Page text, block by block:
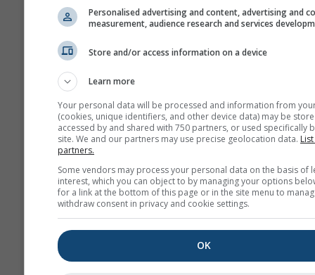
Het diagram \"15-
toont uurlijkse
Voor één maand zijn
meer dan 6
maandelijkse
koop aan. Neem
met ons op voor
informatie
(
Uurlijkse historische
weergegevens sinds
Personalised advertising and content, advertising and
measurement, audience research and services
Store and/or access information on a device
Learn more
Your personal data will be processed and information from
(cookies, unique identifiers, and other device data) may be
accessed by and shared with 750 partners, or used specifically
site. We and our partners may use precise geolocation data.
partners.
Some vendors may process your personal data on the basis of
interest, which you can object to by managing your options
for a link at the bottom of this page or in the site menu to
withdraw consent in privacy and cookie settings.
OK